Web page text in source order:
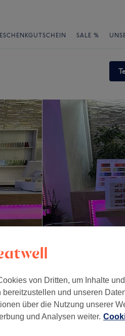
SALE %
von Dritten, um Inhalte
und unseren
über die Nutzung unserer
und Analysen weiter.